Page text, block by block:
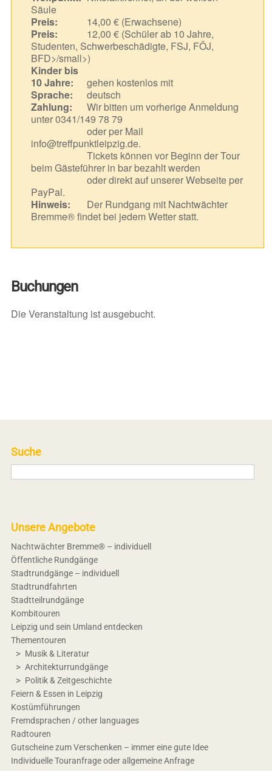
Säule
Preis:
14,00 € (Erwachsene)
Preis:
12,00 € (Schüler ab 10 Jahre,
Studenten, Schwerbeschädigte, FSJ, FÖJ,
BFD>/small>)
Kinder bis
10 Jahre:
gehen kostenlos mit
Sprache:
deutsch
Zahlung:
Wir bitten um vorherige Anmeldung
unter 0341/149 78 79
oder per Mail
info@treffpunktleipzig.de.
Tickets können vor Beginn der Tour
beim Gästeführer in bar bezahlt werden
oder direkt auf unserer Webseite per
PayPal.
Hinweis:
Der Rundgang mit Nachtwächter
Bremme® findet bei jedem Wetter statt.
Buchungen
Die Veranstaltung ist ausgebucht.
Suche
Unsere Angebote
Nachtwächter Bremme® – individuell
Öffentliche Rundgänge
Stadtrundgänge – individuell
Stadtrundfahrten
Stadtteilrundgänge
Kombitouren
Leipzig und sein Umland entdecken
Thementouren
Musik & Literatur
Architekturrundgänge
Politik & Zeitgeschichte
Feiern & Essen in Leipzig
Kostümführungen
Fremdsprachen / other languages
Radtouren
Gutscheine zum Verschenken – immer eine gute Idee
Individuelle Touranfrage oder allgemeine Anfrage